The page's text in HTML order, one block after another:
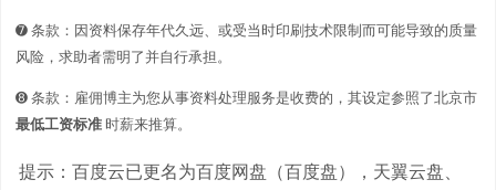
➐ 条款：因资料保存年代久远、或受当时印刷技术限制而可能导致的质量
风险，求助者需明了并自行承担。
➑ 条款：雇佣博主为您从事资料处理服务是收费的，其设定参照了北京市
最低工资标准时薪来推算。
提示：百度云已更名为百度网盘（百度盘），天翼云盘、